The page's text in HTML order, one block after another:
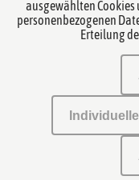
Datenschutzerklärung
ausgewählten
personenbezogenen
Erteilung